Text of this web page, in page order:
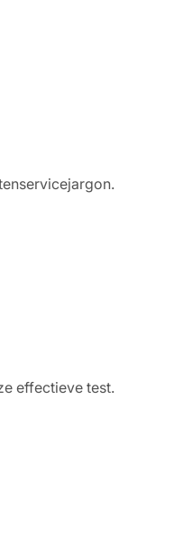
effectieve test.